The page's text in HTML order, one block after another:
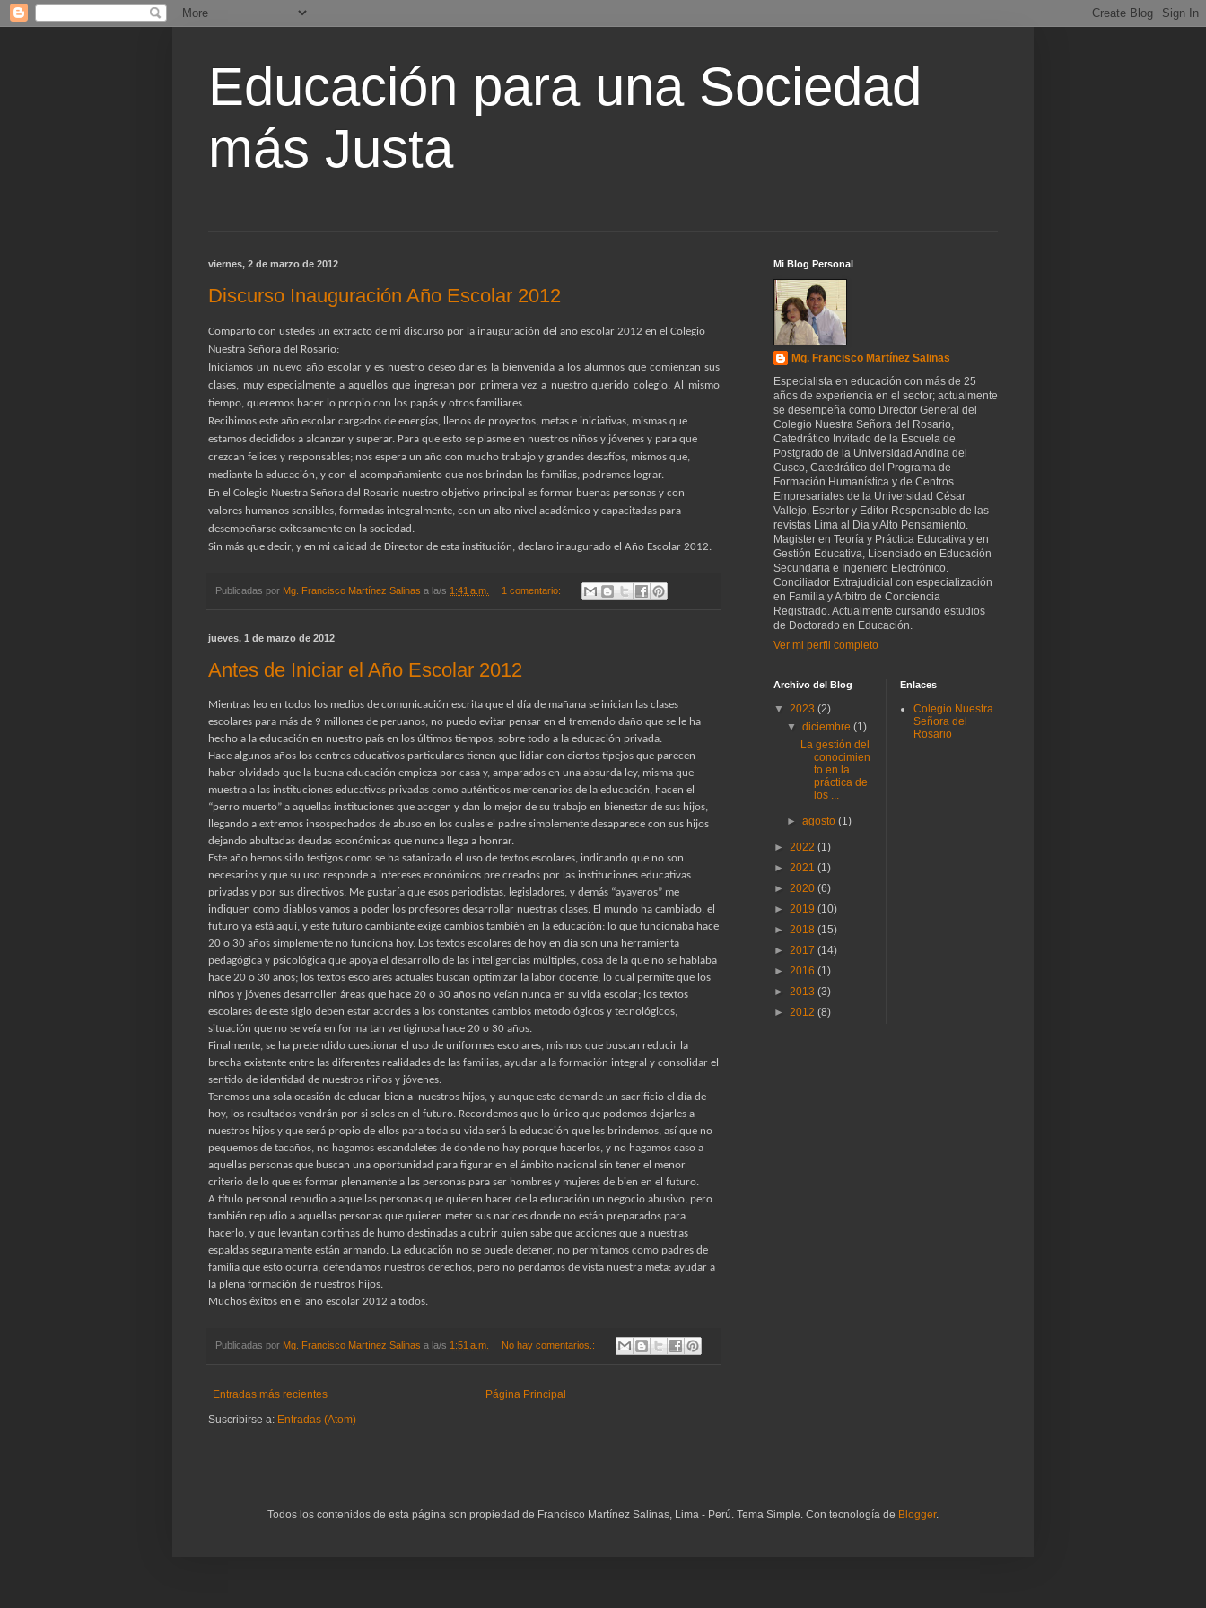
Educación para una Sociedad
más Justa
viernes, 2 de marzo de 2012
Discurso Inauguración Año Escolar 2012
Comparto con ustedes un extracto de mi discurso por la inauguración del año escolar 2012 en el Colegio
Nuestra Señora del Rosario:
Iniciamos un nuevo año escolar y es nuestro deseo darles la bienvenida a los alumnos que comienzan sus
clases, muy especialmente a aquellos que ingresan por primera vez a nuestro querido colegio. Al mismo
tiempo, queremos hacer lo propio con los papás y otros familiares.
Recibimos este año escolar cargados de energías, llenos de proyectos, metas e iniciativas, mismas que
estamos decididos a alcanzar y superar. Para que esto se plasme en nuestros niños y jóvenes y para que
crezcan felices y responsables; nos espera un año con mucho trabajo y grandes desafíos, mismos que,
mediante la educación, y con el acompañamiento que nos brindan las familias, podremos lograr.
En el Colegio Nuestra Señora del Rosario nuestro objetivo principal es formar buenas personas y con
valores humanos sensibles, formadas integralmente, con un alto nivel académico y capacitadas para
desempeñarse exitosamente en la sociedad.
Sin más que decir, y en mi calidad de Director de esta institución, declaro inaugurado el Año Escolar 2012.
Publicadas por Mg. Francisco Martínez Salinas a la/s 1:41 a.m. 1 comentario:
jueves, 1 de marzo de 2012
Antes de Iniciar el Año Escolar 2012
Mientras leo en todos los medios de comunicación escrita que el día de mañana se inician las clases
escolares para más de 9 millones de peruanos, no puedo evitar pensar en el tremendo daño que se le ha
hecho a la educación en nuestro país en los últimos tiempos, sobre todo a la educación privada.
Hace algunos años los centros educativos particulares tienen que lidiar con ciertos tipejos que parecen
haber olvidado que la buena educación empieza por casa y, amparados en una absurda ley, misma que
muestra a las instituciones educativas privadas como auténticos mercenarios de la educación, hacen el
“perro muerto” a aquellas instituciones que acogen y dan lo mejor de su trabajo en bienestar de sus hijos,
llegando a extremos insospechados de abuso en los cuales el padre simplemente desaparece con sus hijos
dejando abultadas deudas económicas que nunca llega a honrar.
Este año hemos sido testigos como se ha satanizado el uso de textos escolares, indicando que no son
necesarios y que su uso responde a intereses económicos pre creados por las instituciones educativas
privadas y por sus directivos. Me gustaría que esos periodistas, legisladores, y demás “ayayeros” me
indiquen como diablos vamos a poder los profesores desarrollar nuestras clases. El mundo ha cambiado, el
futuro ya está aquí, y este futuro cambiante exige cambios también en la educación: lo que funcionaba hace
20 o 30 años simplemente no funciona hoy. Los textos escolares de hoy en día son una herramienta
pedagógica y psicológica que apoya el desarrollo de las inteligencias múltiples, cosa de la que no se hablaba
hace 20 o 30 años; los textos escolares actuales buscan optimizar la labor docente, lo cual permite que los
niños y jóvenes desarrollen áreas que hace 20 o 30 años no veían nunca en su vida escolar; los textos
escolares de este siglo deben estar acordes a los constantes cambios metodológicos y tecnológicos,
situación que no se veía en forma tan vertiginosa hace 20 o 30 años.
Finalmente, se ha pretendido cuestionar el uso de uniformes escolares, mismos que buscan reducir la
brecha existente entre las diferentes realidades de las familias, ayudar a la formación integral y consolidar el
sentido de identidad de nuestros niños y jóvenes.
Tenemos una sola ocasión de educar bien a nuestros hijos, y aunque esto demande un sacrificio el día de
hoy, los resultados vendrán por si solos en el futuro. Recordemos que lo único que podemos dejarles a
nuestros hijos y que será propio de ellos para toda su vida será la educación que les brindemos, así que no
pequemos de tacaños, no hagamos escandaletes de donde no hay porque hacerlos, y no hagamos caso a
aquellas personas que buscan una oportunidad para figurar en el ámbito nacional sin tener el menor
criterio de lo que es formar plenamente a las personas para ser hombres y mujeres de bien en el futuro.
A título personal repudio a aquellas personas que quieren hacer de la educación un negocio abusivo, pero
también repudio a aquellas personas que quieren meter sus narices donde no están preparados para
hacerlo, y que levantan cortinas de humo destinadas a cubrir quien sabe que acciones que a nuestras
espaldas seguramente están armando. La educación no se puede detener, no permitamos como padres de
familia que esto ocurra, defendamos nuestros derechos, pero no perdamos de vista nuestra meta: ayudar a
la plena formación de nuestros hijos.
Muchos éxitos en el año escolar 2012 a todos.
Publicadas por Mg. Francisco Martínez Salinas a la/s 1:51 a.m. No hay comentarios.:
Entradas más recientes
Página Principal
Suscribirse a: Entradas (Atom)
Mi Blog Personal
Mg. Francisco Martínez Salinas
Especialista en educación con más de 25
años de experiencia en el sector; actualmente
se desempeña como Director General del
Colegio Nuestra Señora del Rosario,
Catedrático Invitado de la Escuela de
Postgrado de la Universidad Andina del
Cusco, Catedrático del Programa de
Formación Humanística y de Centros
Empresariales de la Universidad César
Vallejo, Escritor y Editor Responsable de las
revistas Lima al Día y Alto Pensamiento.
Magister en Teoría y Práctica Educativa y en
Gestión Educativa, Licenciado en Educación
Secundaria e Ingeniero Electrónico.
Conciliador Extrajudicial con especialización
en Familia y Arbitro de Conciencia
Registrado. Actualmente cursando estudios
de Doctorado en Educación.
Ver mi perfil completo
Archivo del Blog
▼ 2023 (2)
▼diciembre(1)
La gestión del
conocimien
to en la
práctica de
los ...
►agosto(1)
► 2022 (1)
► 2021 (1)
► 2020 (6)
► 2019 (10)
► 2018 (15)
► 2017 (14)
► 2016 (1)
► 2013 (3)
► 2012 (8)
Enlaces
Colegio Nuestra
Señora del
Rosario
Todos los contenidos de esta página son propiedad de Francisco Martínez Salinas, Lima - Perú. Tema Simple. Con tecnología de Blogger.